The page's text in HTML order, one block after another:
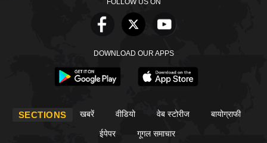
FOLLOW US ON
DOWNLOAD OUR APPS
SECTIONS खबरें वीडियो वेब स्टोरीज बायोग्राफी
ईपेपर गूगल समाचार